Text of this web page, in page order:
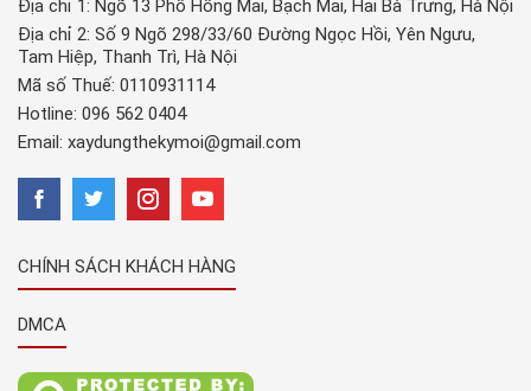
Địa chỉ 1: Ngõ 13 Phố Hồng Mai, Bạch Mai, Hai Bà Trưng, Hà Nội
Địa chỉ 2: Số 9 Ngõ 298/33/60 Đường Ngọc Hồi, Yên Ngưu,
Tam Hiệp, Thanh Trì, Hà Nội
Mã số Thuế: 0110931114
Hotline: 096 562 0404
Email: xaydungthekymoi@gmail.com
CHÍNH SÁCH KHÁCH HÀNG
DMCA